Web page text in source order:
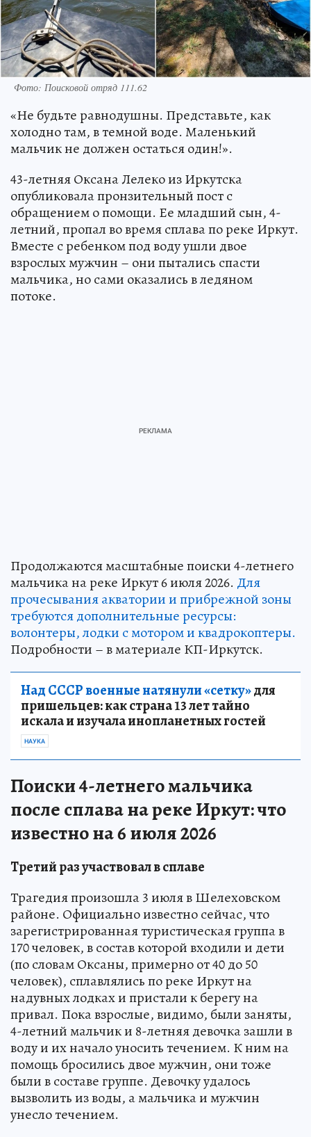
Фото: Поисковой отряд 111.62
«Не будьте равнодушны. Представьте, как
холодно там, в темной воде. Маленький
мальчик не должен остаться один!».
43-летняя Оксана Лелеко из Иркутска
опубликовала пронзительный пост с
обращением о помощи. Ее младший сын, 4-
летний, пропал во время сплава по реке Иркут.
Вместе с ребенком под воду ушли двое
взрослых мужчин – они пытались спасти
мальчика, но сами оказались в ледяном
потоке.
Продолжаются масштабные поиски 4-летнего
мальчика на реке Иркут 6 июля 2026. Для
прочесывания акватории и прибрежной зоны
требуются дополнительные ресурсы:
волонтеры, лодки с мотором и квадрокоптеры.
Подробности – в материале КП-Иркутск.
Над СССР военные натянули «сетку»для
пришельцев: как страна 13 лет тайно
искала и изучала инопланетных гостей
НАУКА
Поиски 4-летнего мальчика
после сплава на реке Иркут: что
известно на 6 июля 2026
Третий раз участвовал в сплаве
Трагедия произошла 3 июля в Шелеховском
районе. Официально известно сейчас, что
зарегистрированная туристическая группа в
170 человек, в состав которой входили и дети
(по словам Оксаны, примерно от 40 до 50
человек), сплавлялись по реке Иркут на
надувных лодках и пристали к берегу на
привал. Пока взрослые, видимо, были заняты,
4-летний мальчик и 8-летняя девочка зашли в
воду и их начало уносить течением. К ним на
помощь бросились двое мужчин, они тоже
были в составе группе. Девочку удалось
вызволить из воды, а мальчика и мужчин
унесло течением.